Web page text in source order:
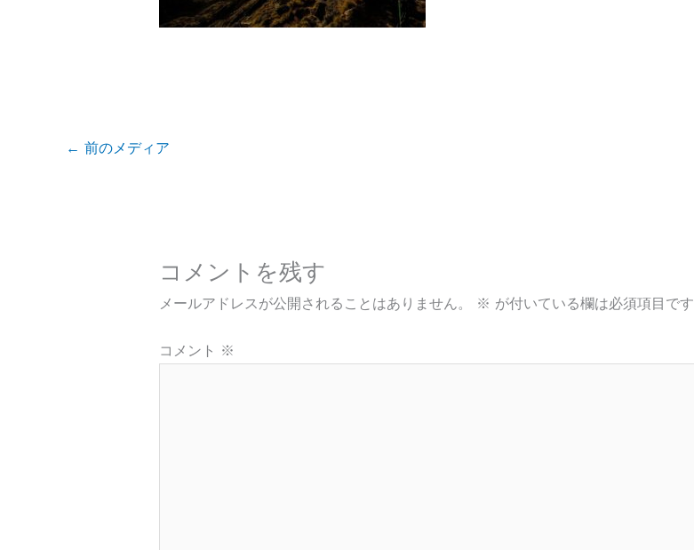
← 前のメディア
コメントを残す
メールアドレスが公開されることはありません。 ※ が付いている欄は必須項目です
コメント ※